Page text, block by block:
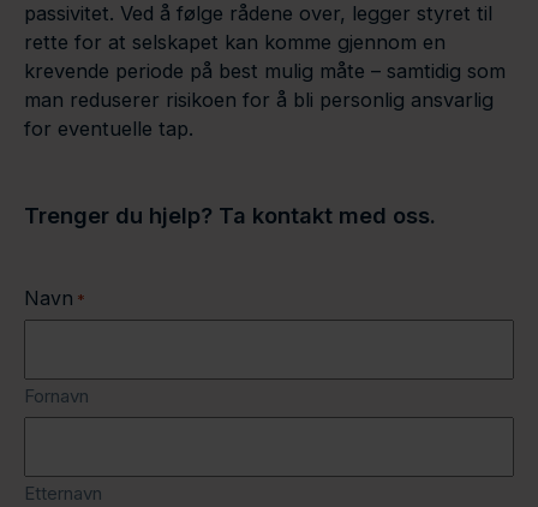
passivitet. Ved å følge rådene over, legger styret til
rette for at selskapet kan komme gjennom en
krevende periode på best mulig måte – samtidig som
man reduserer risikoen for å bli personlig ansvarlig
for eventuelle tap.
Trenger du hjelp? Ta kontakt med oss.
Navn *
Fornavn
Etternavn